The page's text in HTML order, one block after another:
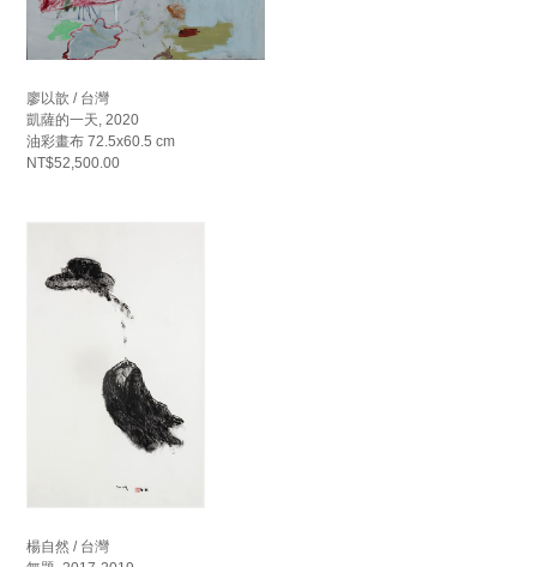
廖以歆 / 台灣
凱薩的一天, 2020
油彩畫布 72.5x60.5 cm
NT$52,500.00
楊自然 / 台灣